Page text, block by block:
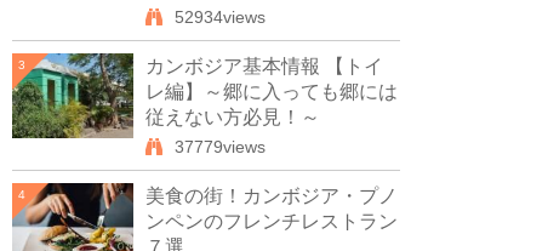
52934views
3
カンボジア基本情報 【トイ
レ編】～郷に入っても郷には
従えない方必見！～
37779views
4
美食の街！カンボジア・プノ
ンペンのフレンチレストラン
７選